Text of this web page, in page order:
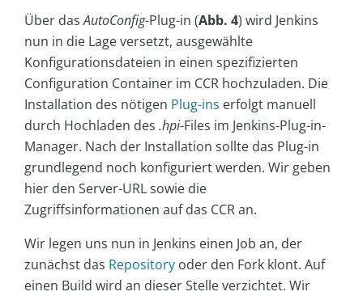
Über dasAutoConfig-Plug-in (Abb. 4) wird Jenkins
nun in die Lage versetzt, ausgewählte
Konfigurationsdateien in einen spezifizierten
Configuration Container im CCR hochzuladen. Die
Installation des nötigen Plug-ins erfolgt manuell
durch Hochladen des .hpi-Files im Jenkins-Plug-in-
Manager. Nach der Installation sollte das Plug-in
grundlegend noch konfiguriert werden. Wir geben
hier den Server-URL sowie die
Zugriffsinformationen auf das CCR an.
Wir legen uns nun in Jenkins einen Job an, der
zunächst das Repository oder den Fork klont. Auf
einen Build wird an dieser Stelle verzichtet. Wir